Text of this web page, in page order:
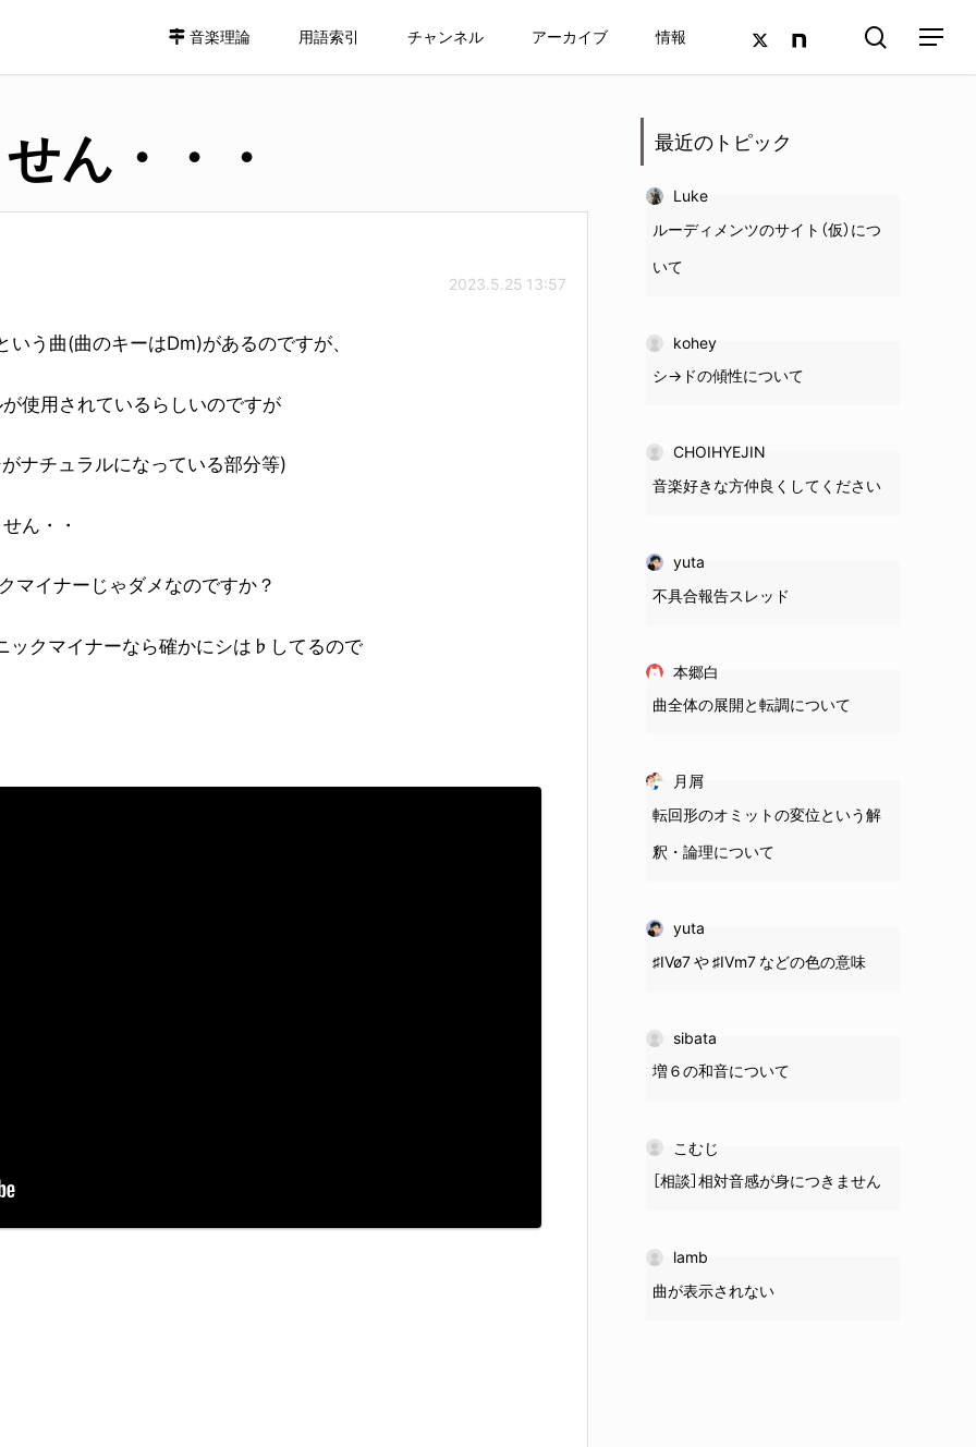
音楽理論 用語索引 チャンネル アーカイブ 情報 twitter
google-
search
Menu
ん・・・
2023.5.25 13:57
う曲(曲のキーはDm)があるのですが、
使用されているらしいのですが
ナチュラルになっている部分等)
ん・・
マイナーじゃダメなのですか？
ックマイナーなら確かにシは♭してるので
最近のトピック
ルーディメンツのサイト（仮）につ
いて
Luke
シ→ドの傾性について
kohey
音楽好きな方仲良くしてください
CHOIHYEJIN
不具合報告スレッド
yuta
曲全体の展開と転調について
本郷白
転回形のオミットの変位という解
釈・論理について
月屑
♯IVø7 や ♯IVm7 などの色の意味
yuta
増６の和音について
sibata
［相談］相対音感が身につきません
こむじ
曲が表示されない
lamb